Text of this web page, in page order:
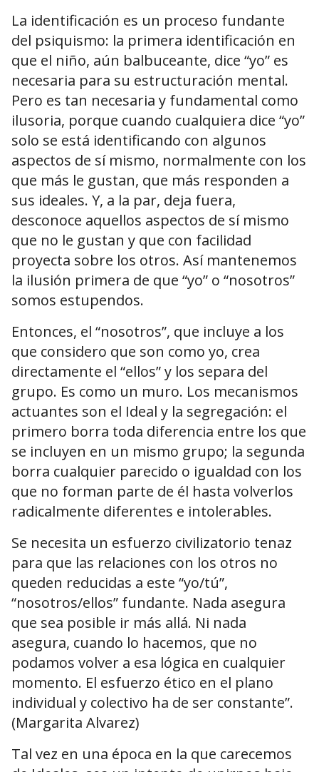
La identificación es un proceso fundante
del psiquismo: la primera identificación en
que el niño, aún balbuceante, dice “yo” es
necesaria para su estructuración mental.
Pero es tan necesaria y fundamental como
ilusoria, porque cuando cualquiera dice “yo”
solo se está identificando con algunos
aspectos de sí mismo, normalmente con los
que más le gustan, que más responden a
sus ideales. Y, a la par, deja fuera,
desconoce aquellos aspectos de sí mismo
que no le gustan y que con facilidad
proyecta sobre los otros. Así mantenemos
la ilusión primera de que “yo” o “nosotros”
somos estupendos.
Entonces, el “nosotros”, que incluye a los
que considero que son como yo, crea
directamente el “ellos” y los separa del
grupo. Es como un muro. Los mecanismos
actuantes son el Ideal y la segregación: el
primero borra toda diferencia entre los que
se incluyen en un mismo grupo; la segunda
borra cualquier parecido o igualdad con los
que no forman parte de él hasta volverlos
radicalmente diferentes e intolerables.
Se necesita un esfuerzo civilizatorio tenaz
para que las relaciones con los otros no
queden reducidas a este “yo/tú”,
“nosotros/ellos” fundante. Nada asegura
que sea posible ir más allá. Ni nada
asegura, cuando lo hacemos, que no
podamos volver a esa lógica en cualquier
momento. El esfuerzo ético en el plano
individual y colectivo ha de ser constante”.
(Margarita Alvarez)
Tal vez en una época en la que carecemos